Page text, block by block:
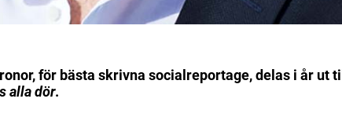
för bästa skrivna socialreportage, delas i år ut till
alla dör.